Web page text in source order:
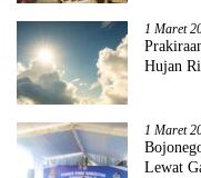
1 Maret
Hujan
1 Maret
Lewat